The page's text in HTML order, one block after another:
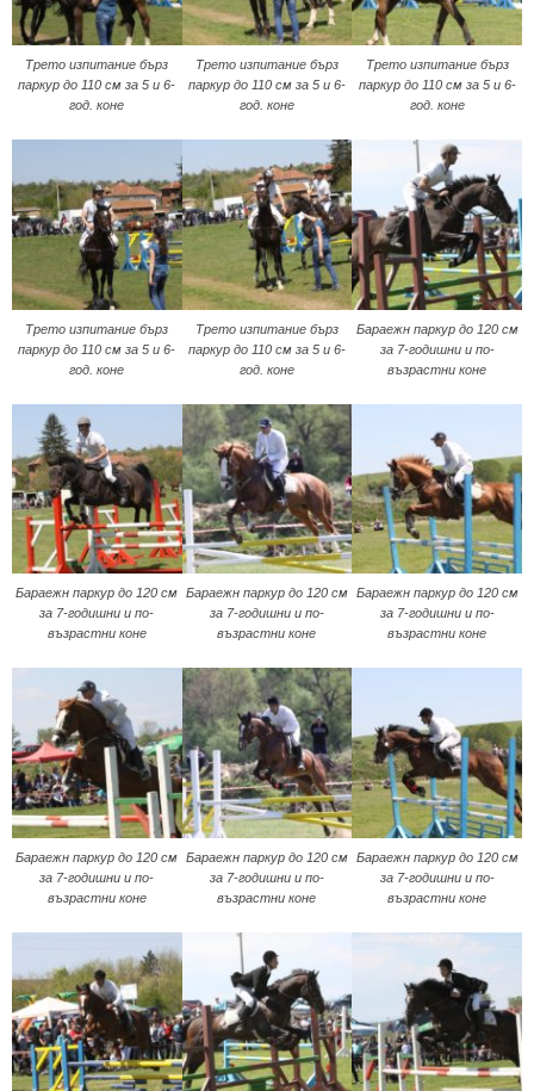
Трето изпитание бърз
паркур до 110 см за 5 и 6-
год. коне
Трето изпитание бърз
паркур до 110 см за 5 и 6-
год. коне
Трето изпитание бърз
паркур до 110 см за 5 и 6-
год. коне
Трето изпитание бърз
паркур до 110 см за 5 и 6-
год. коне
Трето изпитание бърз
паркур до 110 см за 5 и 6-
год. коне
Бараeжн паркур до 120 см
за 7-годишни и по-
възрастни коне
Бараeжн паркур до 120 см
за 7-годишни и по-
възрастни коне
Бараeжн паркур до 120 см
за 7-годишни и по-
възрастни коне
Бараeжн паркур до 120 см
за 7-годишни и по-
възрастни коне
Бараeжн паркур до 120 см
за 7-годишни и по-
възрастни коне
Бараeжн паркур до 120 см
за 7-годишни и по-
възрастни коне
Бараeжн паркур до 120 см
за 7-годишни и по-
възрастни коне